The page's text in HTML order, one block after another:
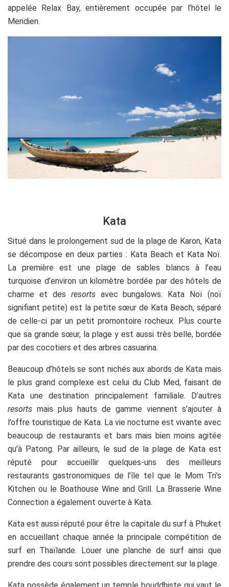
appelée Relax Bay, entièrement occupée par l’hôtel le
Meridien.
Kata
Situé dans le prolongement sud de la plage de Karon, Kata
se décompose en deux parties : Kata Beach et Kata Noï.
La première est une plage de sables blancs à l’eau
turquoise d’environ un kilomètre bordée par des hôtels de
charme et des resortsavec bungalows. Kata Noï (noï
signifiant petite) est la petite sœur de Kata Beach, séparé
de celle-ci par un petit promontoire rocheux. Plus courte
que sa grande sœur, la plage y est aussi très belle, bordée
par des cocotiers et des arbres casuarina.
Beaucoup d’hôtels se sont nichés aux abords de Kata mais
le plus grand complexe est celui du Club Med, faisant de
Kata une destination principalement familiale. D’autres
resorts mais plus hauts de gamme viennent s’ajouter à
l’offre touristique de Kata. La vie nocturne est vivante avec
beaucoup de restaurants et bars mais bien moins agitée
qu’à Patong. Par ailleurs, le sud de la plage de Kata est
réputé pour accueillir quelques-uns des meilleurs
restaurants gastronomiques de l’île tel que le Mom Tri’s
Kitchen ou le Boathouse Wine and Grill. La Brasserie Wine
Connection a également ouverte à Kata.
Kata est aussi réputé pour être la capitale du surf à Phuket
en accueillant chaque année la principale compétition de
surf en Thaïlande. Louer une planche de surf ainsi que
prendre des cours sont possibles directement sur la plage.